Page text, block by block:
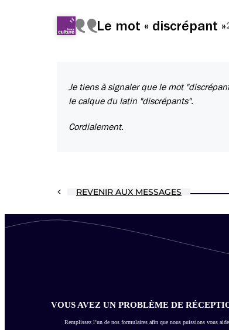
Le mot « discrépant »
Je tiens à signaler que le mot
le calque du latin "discrépants".
Cordialement.
REVENIR AUX MESSAGES
VOUS AVEZ UN PROBLÈME DE
Remplissez l’un de nos formulaires afin que nous puissions vous